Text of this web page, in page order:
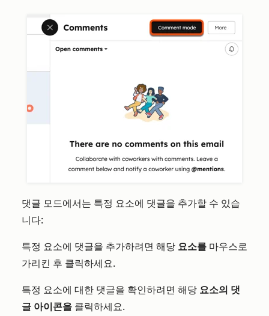
댓글 모드에서는 특정 요소에 댓글을 추가할 수 있습
니다:
특정 요소에 댓글을 추가하려면 해당 요소를 마우스로
가리킨 후 클릭하세요.
특정 요소에 대한 댓글을 확인하려면 해당 요소의 댓
글 아이콘을 클릭하세요.